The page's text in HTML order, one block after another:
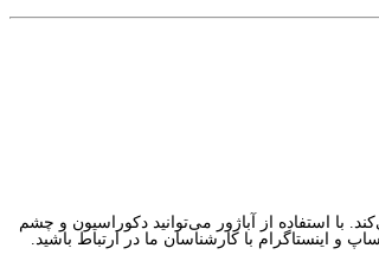
و اینستاگرام با کارشناسان ما در ارتباط باشید.